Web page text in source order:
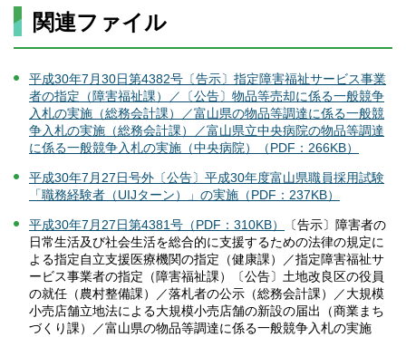
関連ファイル
平成30年7月30日第4382号〔告示〕指定障害福祉サービス事業
者の指定（障害福祉課）／〔公告〕物品等売却に係る一般競争
入札の実施（総務会計課）／富山県の物品等調達に係る一般競
争入札の実施（総務会計課）／富山県立中央病院の物品等調達
に係る一般競争入札の実施（中央病院）（PDF：266KB）
平成30年7月27日号外〔公告〕平成30年度富山県職員採用試験
「職務経験者（UIJターン）」の実施（PDF：237KB）
平成30年7月27日第4381号（PDF：310KB）
〔告示〕障害者の
日常生活及び社会生活を総合的に支援するための法律の規定に
よる指定自立支援医療機関の指定（健康課）／指定障害福祉サ
ービス事業者の指定（障害福祉課）〔公告〕土地改良区の役員
の就任（農村整備課）／落札者の公示（総務会計課）／大規模
小売店舗立地法による大規模小売店舗の新設の届出（商業まち
づくり課）／富山県の物品等調達に係る一般競争入札の実施